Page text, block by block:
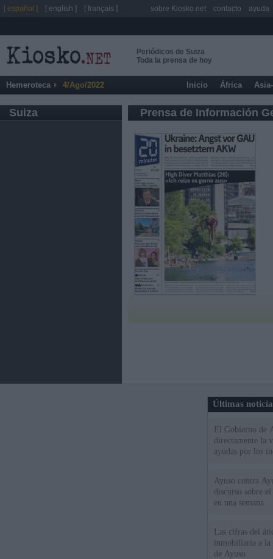
Periódicos de Suiza
Toda la prensa de hoy
Hemeroteca 4/Ago/2022 Inicio África
Suiza Prensa de Información
Últimas
El Gobierno de
directamente la
ayudas por los
Ayuso contra
discurso sobre
en una semana
Las cifras del
inmobiliaria a la
de Ayuso
[ español ] [ english ] [ français ] sobre Kiosko.net contacto ayuda